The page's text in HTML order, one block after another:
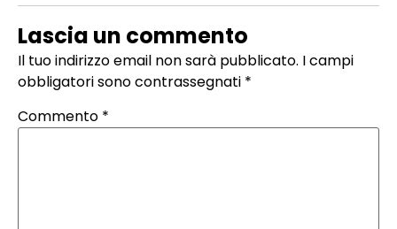
Lascia un commento
Il tuo indirizzo email non sarà pubblicato. I campi
obbligatori sono contrassegnati *
Commento *